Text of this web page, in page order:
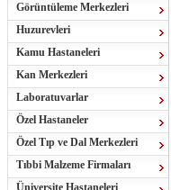
Görüntüleme Merkezleri
Huzurevleri
Kamu Hastaneleri
Kan Merkezleri
Laboratuvarlar
Özel Hastaneler
Özel Tıp ve Dal Merkezleri
Tıbbi Malzeme Firmaları
Üniversite Hastaneleri